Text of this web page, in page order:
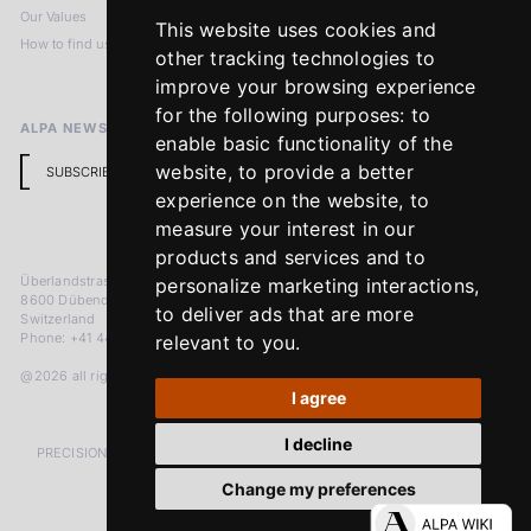
This website uses cookies and
other tracking technologies to
improve your browsing experience
for the following purposes: to
enable basic functionality of the
website,to provide a better
experience on the website, to
measure your interest in our
products and services and to
personalize marketing interactions,
to deliver ads that are more
relevant to you.
I agree
I decline
Change my preferences
Our Values
How to find us
Terms & Conditions
Return Policy
ALPA NEWSLETTER
SUBSCRIBE
Überlandstrasse 241
8600 Dübendorf
Switzerland
Phone: +41 44 383 92 22
@2026 all rights reserved
PRECISION MEASURED IN MICRONS. PASSION MEASURED IN DECADES
YouTube